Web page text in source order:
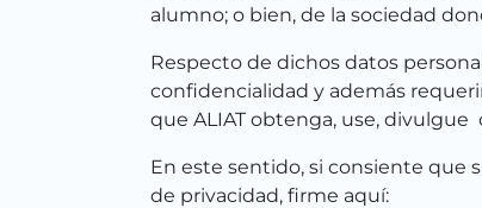
alumno; o bien, de la sociedad
Respecto de dichos datos
confidencialidad y además
que ALIAT obtenga, use, divulgue
En este sentido, si consiente que
de privacidad, firme aquí: